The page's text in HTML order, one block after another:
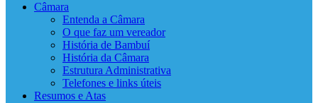
Câmara
Entenda a Câmara
O que faz um vereador
História de Bambuí
História da Câmara
Estrutura Administrativa
Telefones e links úteis
Resumos e Atas